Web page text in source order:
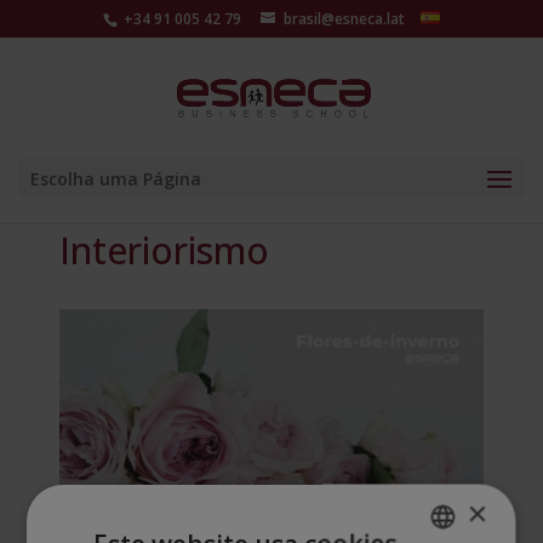
+34 91 005 42 79 brasil@esneca.lat
Escolha uma Página
Interiorismo
×